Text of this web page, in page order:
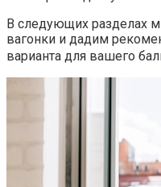
В следующих разделах
вагонки и дадим
варианта для вашего